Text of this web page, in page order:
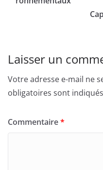
Laisser un
Votre adresse e-mail ne
obligatoires sont
Commentaire*